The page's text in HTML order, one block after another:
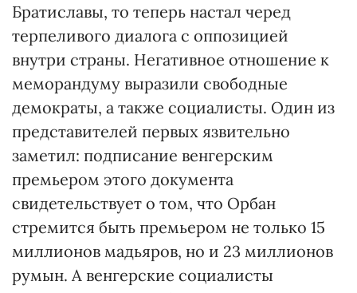
Братиславы, то теперь настал черед
терпеливого диалога с оппозицией
внутри страны. Негативное отношение к
меморандуму выразили свободные
демократы, а также социалисты. Один из
представителей первых язвительно
заметил: подписание венгерским
премьером этого документа
свидетельствует о том, что Орбан
стремится быть премьером не только 15
миллионов мадьяров, но и 23 миллионов
румын. А венгерские социалисты